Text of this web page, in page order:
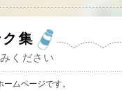
集
ください
ムページです。